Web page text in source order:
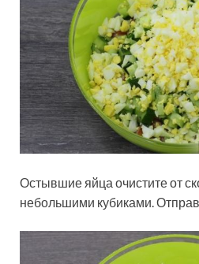
Остывшие яйца очистите от
небольшими кубиками.